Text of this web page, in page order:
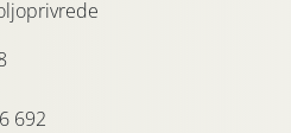
692